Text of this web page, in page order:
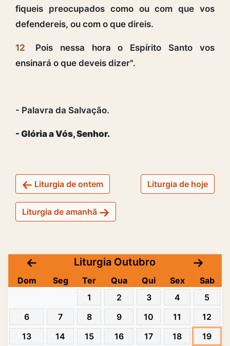
fiqueis preocupados como ou com que vos
defendereis, ou com o que direis.
12
Pois nessa hora o Espírito Santo vos
ensinará o que deveis dizer".
- Palavra da Salvação.
- Glória a Vós, Senhor.
Liturgia de ontem Liturgia de hoje
Liturgia de amanhã
Liturgia Outubro
Dom Seg Ter Qua Qui Sex
Sab
1
2 3 4
5
6
7 8 9 10 11
12
13
14 15 16 17 18
19